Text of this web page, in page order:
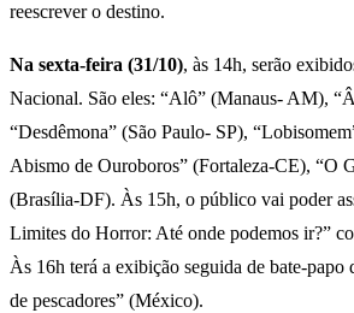
reescrever o destino.
Na sexta-feira (31/10), às 14h, serão
Nacional. São eles: “Alô” (Manaus- AM),
“Desdêmona” (São Paulo- SP),
Abismo de Ouroboros” (Fortaleza-CE), “O
(Brasília-DF). Às 15h, o público vai poder
Limites do Horror: Até onde podemos ir?”
Às 16h terá a exibição seguida de bate-papo
de pescadores” (México).